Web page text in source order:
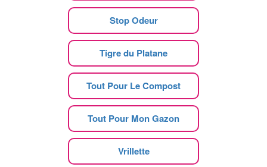
Stop Odeur
Tigre du Platane
Tout Pour Le Compost
Tout Pour Mon Gazon
Vrillette